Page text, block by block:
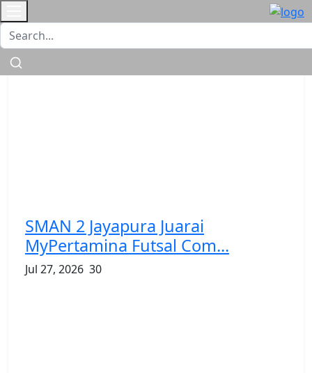
SMAN 2 Jayapura Juarai
MyPertamina Futsal Com...
Jul 27, 2026 30